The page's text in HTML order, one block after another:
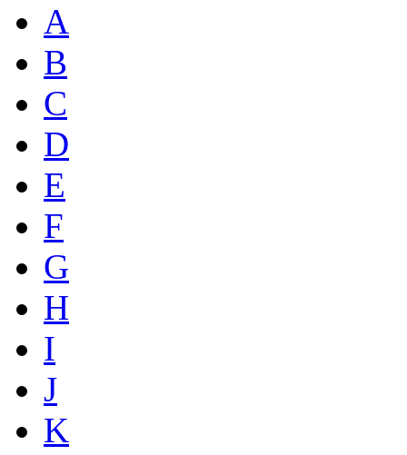
A
B
C
D
E
F
G
H
I
J
K